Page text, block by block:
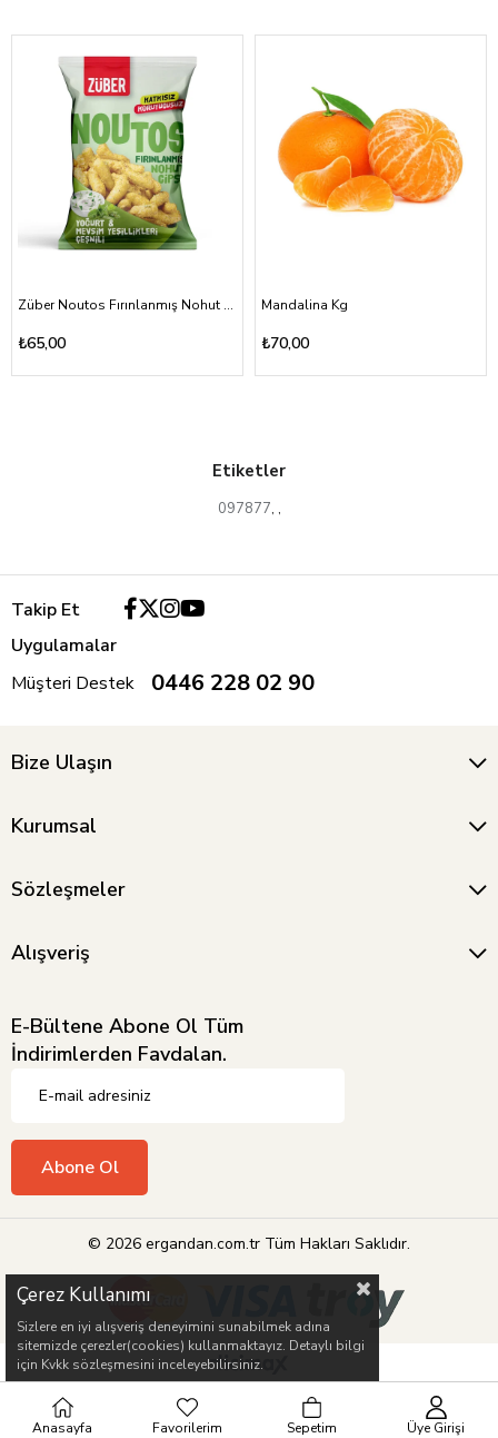
Züber Noutos Fırınlanmış Nohut Cipsi Yoğurt Mevsim Yeşillikleri 55gr
₺65,00
Mandalina Kg
₺70,00
Etiketler
097877, ,
Takip Et
Uygulamalar
Müşteri Destek
0446 228 02 90
Bize Ulaşın
Kurumsal
Sözleşmeler
Alışveriş
E-Bültene Abone Ol Tüm
İndirimlerden Favdalan.
Abone Ol
© 2026 ergandan.com.tr Tüm Hakları Saklıdır.
Çerez Kullanımı
Sizlere en iyi alışveriş deneyimini sunabilmek adına
sitemizde çerezler(cookies) kullanmaktayız. Detaylı bilgi
için Kvkk sözleşmesini inceleyebilirsiniz.
Anasayfa Favorilerim Sepetim Üye Girişi